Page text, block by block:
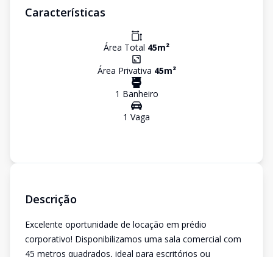
Características
Área Total 45m²
Área Privativa 45m²
1 Banheiro
1 Vaga
Descrição
Excelente oportunidade de locação em prédio
corporativo! Disponibilizamos uma sala comercial com
45 metros quadrados, ideal para escritórios ou